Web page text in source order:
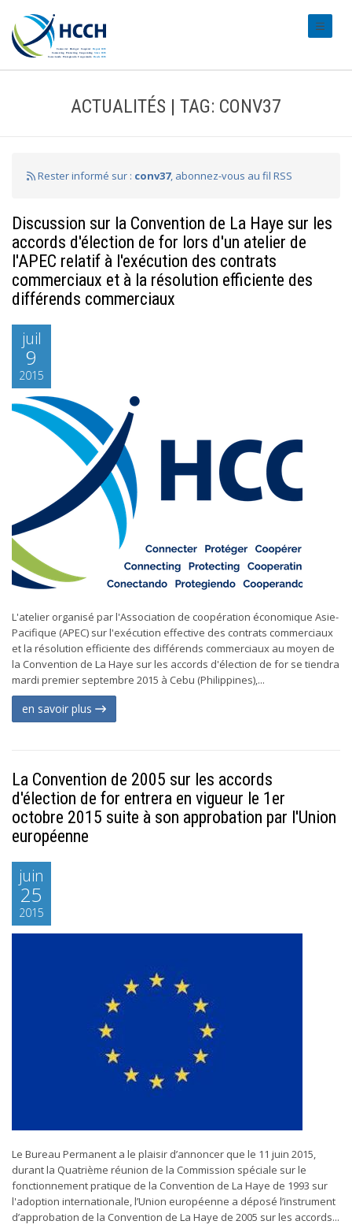
ACTUALITÉS | TAG: CONV37
Rester informé sur : conv37, abonnez-vous au fil RSS
Discussion sur la Convention de La Haye sur les
accords d'élection de for lors d'un atelier de
l'APEC relatif à l'exécution des contrats
commerciaux et à la résolution efficiente des
différends commerciaux
juil
9
2015
L'atelier organisé par l'Association de coopération économique Asie-
Pacifique (APEC) sur l'exécution effective des contrats commerciaux
et la résolution efficiente des différends commerciaux au moyen de
la Convention de La Haye sur les accords d'élection de for se tiendra
mardi premier septembre 2015 à Cebu (Philippines),...
en savoir plus
La Convention de 2005 sur les accords
d'élection de for entrera en vigueur le 1er
octobre 2015 suite à son approbation par l'Union
européenne
juin
25
2015
Le Bureau Permanent a le plaisir d’annoncer que le 11 juin 2015,
durant la Quatrième réunion de la Commission spéciale sur le
fonctionnement pratique de la Convention de La Haye de 1993 sur
l'adoption internationale, l’Union européenne a déposé l’instrument
d’approbation de la Convention de La Haye de 2005 sur les accords...